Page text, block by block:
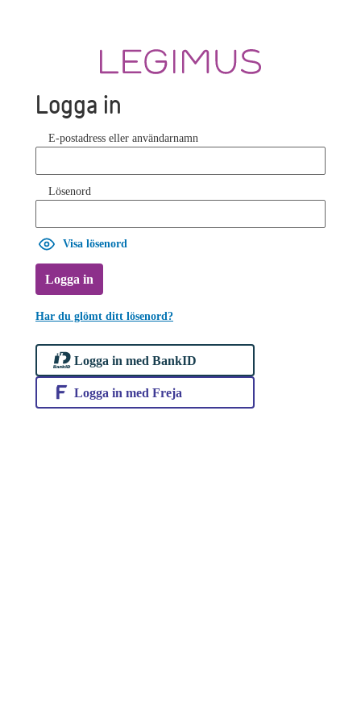
Logga in
E-postadress eller användarnamn
Lösenord
Visa lösenord
Logga in
Har du glömt ditt lösenord?
Logga in med BankID
Logga in med Freja